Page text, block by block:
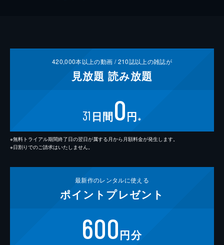
420,000本以上の動画 /210誌以上の雑誌が
見放題 読み放題
31 日間0円 ※
※無料トライアル期間終了日の翌日が属する月から月額料金が発生します。
※日割りでのご請求はいたしません。
最新作のレンタルに使える
ポイント プレゼント
600円分